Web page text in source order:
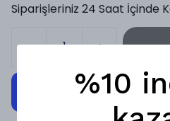
Siparişleriniz 24 Saat İçinde
%10